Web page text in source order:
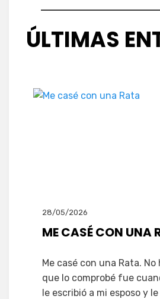
ÚLTIMAS
28/05/2026
ME CASÉ CON UNA
Me casé con una Rata. No
que lo comprobé fue
le escribió a mi esposo y